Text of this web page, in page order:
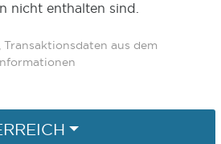
nicht enthalten sind.
Transaktionsdaten aus dem